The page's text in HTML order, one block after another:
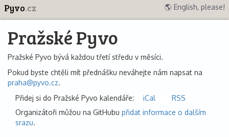
Pyvo.cz 🌎 English, please!
Pražské Pyvo
Pražské Pyvo bývá každou třetí středu v měsíci.
Pokud byste chtěli mít přednášku neváhejte nám napsat na
praha@pyvo.cz.
Přidej si do Pražské Pyvo kalendáře:
iCal
RSS
Organizátoři můžou na GitHubu přidat informace o dalším
srazu.